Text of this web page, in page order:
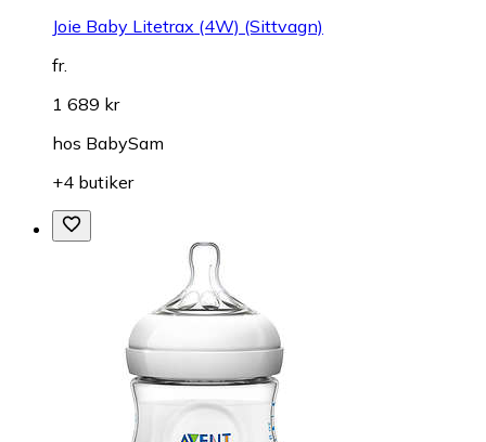
Joie Baby Litetrax (4W) (Sittvagn)
fr.
1 689 kr
hos BabySam
+4 butiker